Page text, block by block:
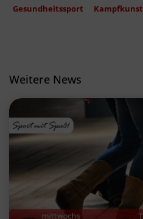
Gesundheitssport
Kampfkunst
Weitere News